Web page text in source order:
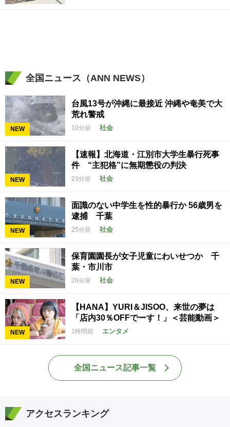
全国ニュース（ANN NEWS）
NEW
台風13号が沖縄に最接近 沖縄や奄美で大
荒れ警戒
10分前 社会
NEW
【速報】北海道・江別市大学生暴行死事
件 “主犯格”に無期懲役の判決
23分前 社会
NEW
面識のない中学生を性的暴行か 56歳男を
逮捕 千葉
25分前 社会
NEW
保育園園長が女子児童にわいせつか 千
葉・市川市
26分前 社会
NEW
【HANA】YURI＆JISOO、来世の夢は
「店内30％OFFでーす！」＜芸能動画＞
1時間前 エンタメ
全国ニュース記事一覧
アクセスランキング